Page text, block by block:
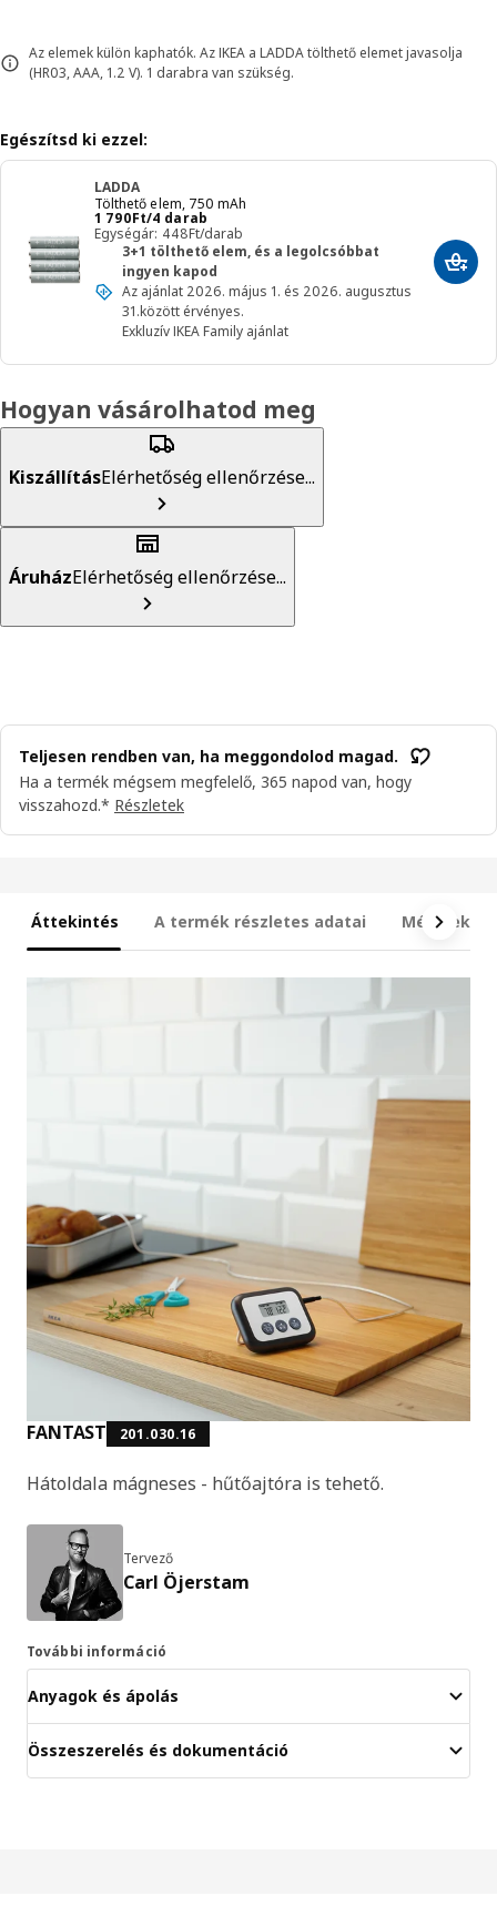
Az elemek külön kaphatók. Az IKEA a LADDA tölthető elemet javasolja
(HR03, AAA, 1.2 V). 1 darabra van szükség.
Egészítsd ki ezzel:
LADDA
Tölthető elem, 750 mAh
1 790Ft/4 darab
Ár 1790Ft/4 darab
Egységár: 448Ft/darab
3+1 tölthető elem, és a legolcsóbbat
ingyen kapod
Az ajánlat 2026. május 1. és 2026. augusztus
31.között érvényes.
Exkluzív IKEA Family ajánlat
Hogyan vásárolhatod meg
KiszállításElérhetőség ellenőrzése...
ÁruházElérhetőség ellenőrzése...
Teljesen rendben van, ha meggondolod magad.
Ha a termék mégsem megfelelő, 365 napod van, hogy
visszahozd.* Részletek
Áttekintés A termék részletes adatai Méretek
FANTAST 201.030.16
Hátoldala mágneses - hűtőajtóra is tehető.
Tervező
Carl Öjerstam
További információ
Anyagok és ápolás
Összeszerelés és dokumentáció